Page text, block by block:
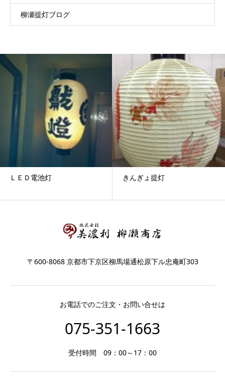
柳瀬提灯ブログ
ＬＥＤ電池灯 きんぎょ提灯
〒600-8068 京都市下京区柳馬場通松原下ル忠庵町303
お電話でのご注文・お問い合せは
075-351-1663
受付時間 09：00～17：00